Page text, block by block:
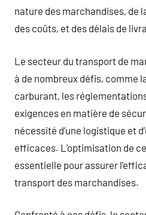
nature des marchandises, de
des coûts, et des délais de
Le secteur du transport de
à de nombreux défis, comme
carburant, les
exigences en matière de
nécessité d’une logistique et
efficaces. L’optimisation de
essentielle pour assurer
transport des marchandises.